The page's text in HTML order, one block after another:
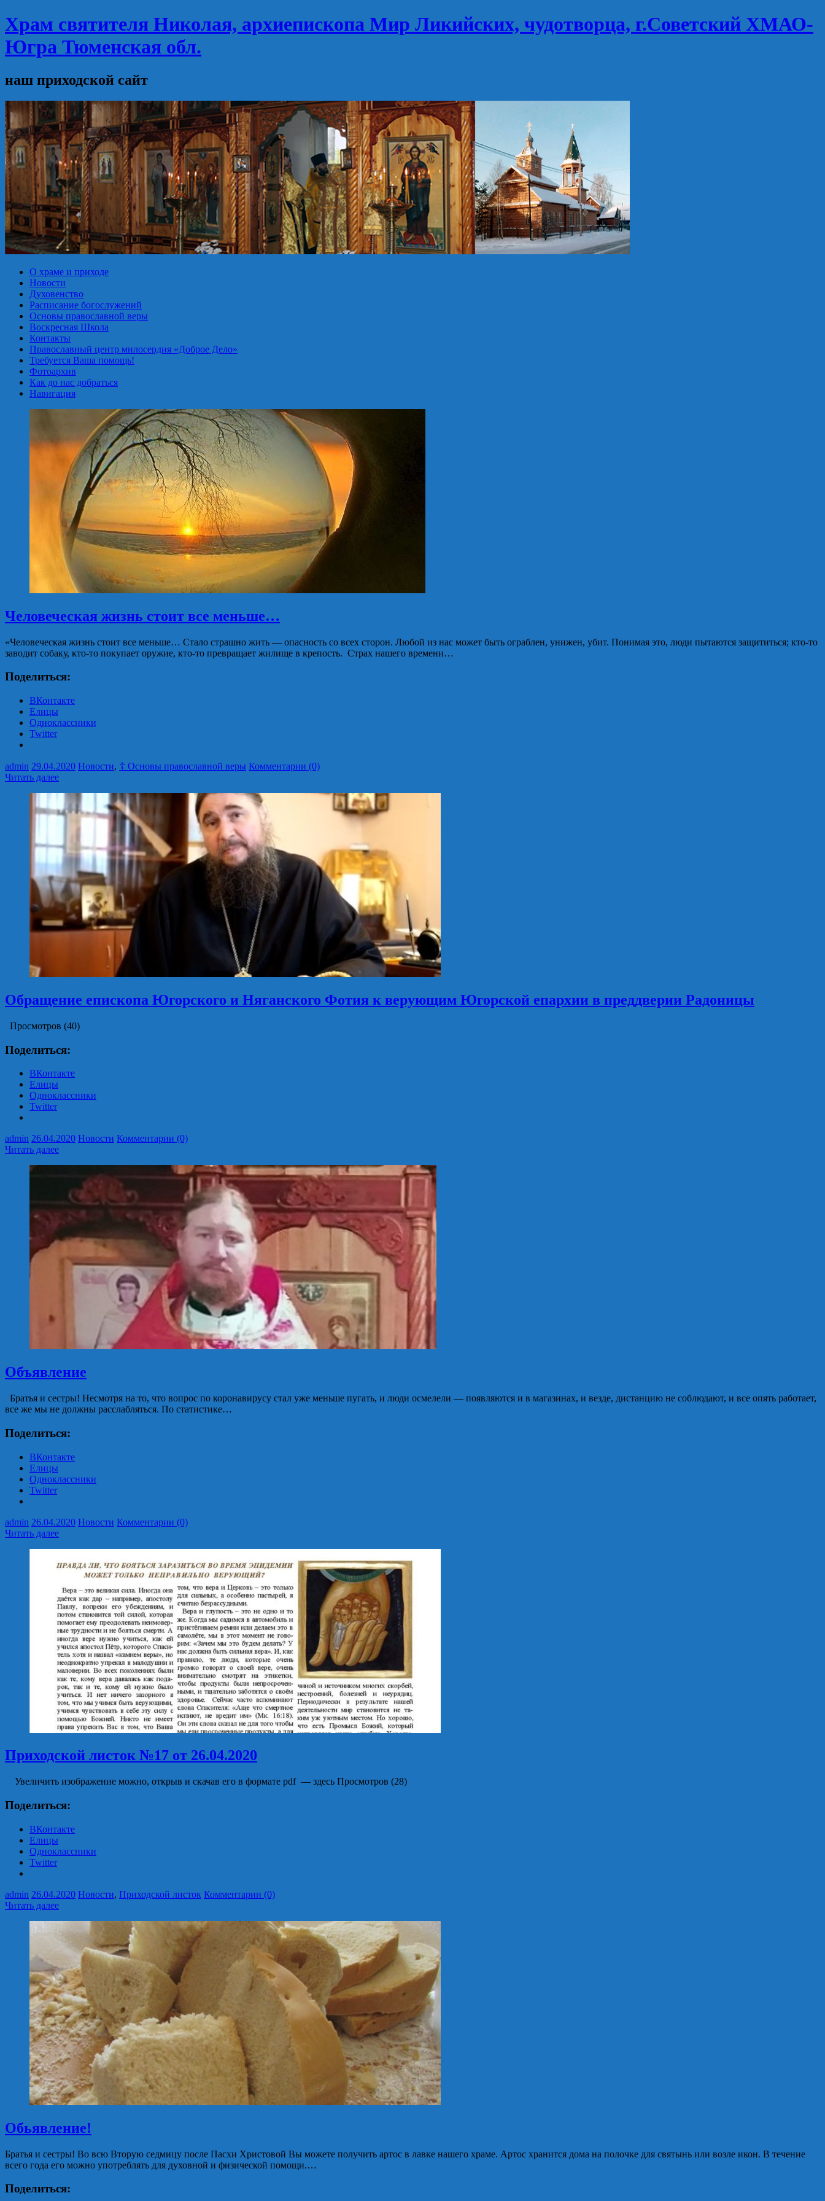
Храм святителя Николая, архиепископа Мир Ликийских, чудотворца, г.Советский ХМАО-
Югра Тюменская обл.
наш приходской сайт
О храме и приходе
Новости
Духовенство
Расписание богослужений
Основы православной веры
Воскресная Школа
Контакты
Православный центр милосердия «Доброе Дело»
Требуется Ваша помощь!
Фотоархив
Как до нас добраться
Навигация
Человеческая жизнь стоит все меньше…
«Человеческая жизнь стоит все меньше… Стало страшно жить — опасность со всех сторон. Любой из нас может быть ограблен, унижен, убит. Понимая это, люди пытаются защититься; кто-то
заводит собаку, кто-то покупает оружие, кто-то превращает жилище в крепость. Страх нашего времени…
Поделиться:
ВКонтакте
Елицы
Одноклассники
Twitter
admin 29.04.2020 Новости, ☦ Основы православной веры Комментарии (0)
Читать далее
Обращение епископа Югорского и Няганского Фотия к верующим Югорской епархии в преддверии Радоницы
Просмотров (40)
Поделиться:
ВКонтакте
Елицы
Одноклассники
Twitter
admin 26.04.2020 Новости Комментарии (0)
Читать далее
Объявление
Братья и сестры! Несмотря на то, что вопрос по коронавирусу стал уже меньше пугать, и люди осмелели — появляются и в магазинах, и везде, дистанцию не соблюдают, и все опять работает,
все же мы не должны расслабляться. По статистике…
Поделиться:
ВКонтакте
Елицы
Одноклассники
Twitter
admin 26.04.2020 Новости Комментарии (0)
Читать далее
Приходской листок №17 от 26.04.2020
Увеличить изображение можно, открыв и скачав его в формате pdf — здесь Просмотров (28)
Поделиться:
ВКонтакте
Елицы
Одноклассники
Twitter
admin 26.04.2020 Новости, Приходской листок Комментарии (0)
Читать далее
Обьявление!
Братья и сестры! Во всю Вторую седмицу после Пасхи Христовой Вы можете получить артос в лавке нашего храме. Артос хранится дома на полочке для святынь или возле икон. В течение
всего года его можно употреблять для духовной и физической помощи.…
Поделиться: